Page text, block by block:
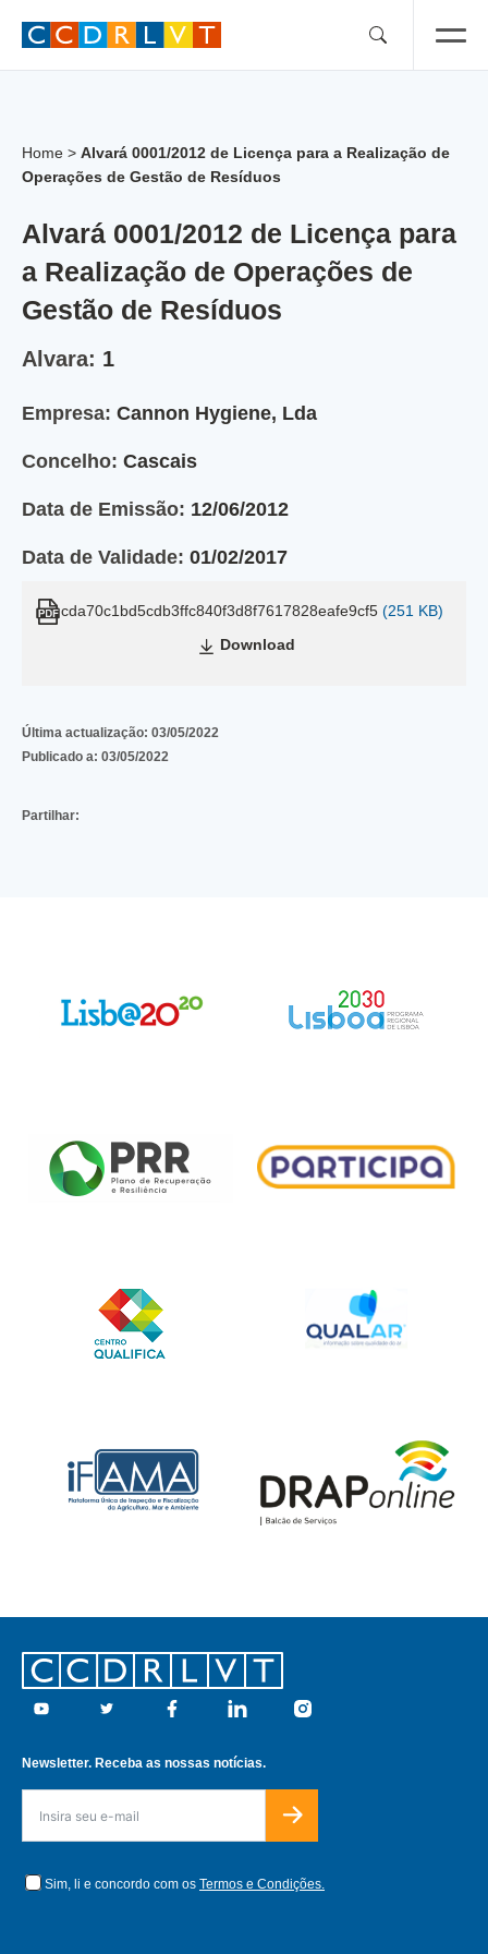
Home > Alvará 0001/2012 de Licença para a Realização de
Operações de Gestão de Resíduos
Alvará 0001/2012 de Licença para
a Realização de Operações de
Gestão de Resíduos
Alvara: 1
Empresa: Cannon Hygiene, Lda
Concelho: Cascais
Data de Emissão: 12/06/2012
Data de Validade: 01/02/2017
cda70c1bd5cdb3ffc840f3d8f7617828eafe9cf5 (251 KB)
Download
Última actualização: 03/05/2022
Publicado a: 03/05/2022
Partilhar:
Footer
Youtube Twitter Facebook Linkedin Instagram
Newsletter. Receba as nossas notícias.
Sim, li e concordo com os Termos e Condições.